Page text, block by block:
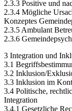
2.3.3 Positive und
2.3.4 Mögliche
Konzeptes
2.3.5 Ambulant
2.3.6
3 Integration und
3.1
3.2 Inklusion/
3.3 Inklusion im
3.4 Politische,
Integration
3.4.1 Gesetzliche